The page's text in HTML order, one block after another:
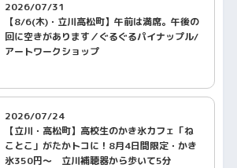
2026/07/31
【8/6(木)・立川高松町】午前は満席。午後の
回に空きがあります／ぐるぐるパイナップル/
アートワークショップ
2026/07/24
【立川・高松町】高校生のかき氷カフェ「ね
ことこ」がたかトコに！8月4日間限定・かき
氷350円〜 立川補聴器から歩いて5分